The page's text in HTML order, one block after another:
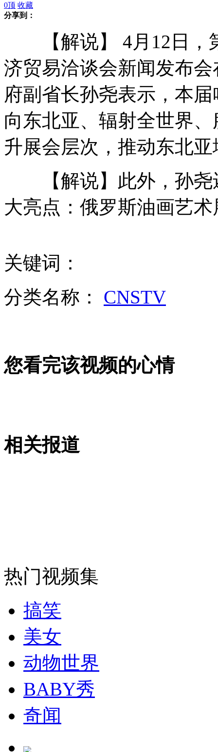
外航25万年薪武汉招空姐 更重亲和力
维族村民制作巨型乐器弹拨尔拟申世界纪录
打申遗旗号吃“唐僧肉”？
已确诊38例人感染H7N9禽流感
山西运城恶犬咬伤多人 警民合力深夜将其击毙
无痛分娩是否安全 医生回应
外交部：有关国家言论片面不公正
消防员救轻生者 花炮节热闹非凡
纽约上演“枕头大战”
司机酒驾遇交警 急速倒车逃窜
0顶 收藏
分享到：
【解说】 4月12日，
济贸易洽谈会新闻发布
府副省长孙尧表示，本
向东北亚、辐射全世界
升展会层次，推动东北
【解说】此外，孙尧
大亮点：俄罗斯油画艺术
关键词：
分类名称： CNSTV
您看完该视频的心情
相关报道
热门视频集
搞笑
美女
动物世界
BABY秀
奇闻